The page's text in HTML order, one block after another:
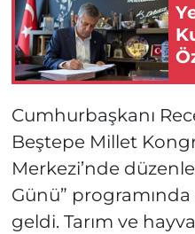
Cumhurbaşkanı
Beştepe Millet
Merkezi’nde
Günü”
geldi. Tarım ve